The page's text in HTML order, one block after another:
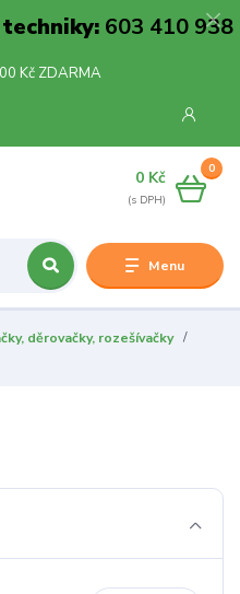
603 410 938
Kč ZDARMA
Menu
0
0 Kč
děrovačky, rozešívačky